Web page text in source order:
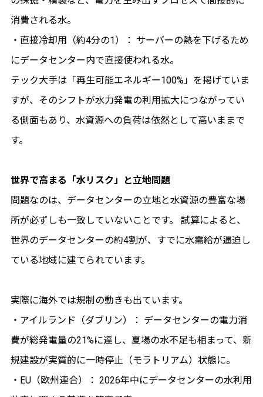
消費される水。
・直接冷却用（約4分の1）： サーバーの熱を下げるため
にデータセンター内で直接使われる水。
テック大手は「再生可能エネルギー100%」を掲げていま
すが、そのシフトが水力発電の利用拡大につながってい
る側面もあり、水資源への負荷は依然として高いままで
す。
世界で高まる「水リスク」と立地問題
問題なのは、データセンターの立地と水資源の豊富な場
所が必ずしも一致していないことです。 試算によると、
世界のデータセンターの約4割が、すでに水需給が逼迫し
ている地域に建てられています。
実際に海外では規制の動きも出ています。
・アイルランド（ダブリン）： データセンターの電力消
費が総発電量の21%に達し、夏場の水不足も相まって、新
規建設が実質的に一時停止（モラトリアム）状態に。
・EU（欧州連合）： 2026年中にデータセンターの水利用